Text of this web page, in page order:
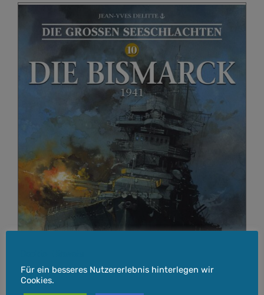
Für ein besseres Nutzererlebnis hinterlegen wir
Cookies.